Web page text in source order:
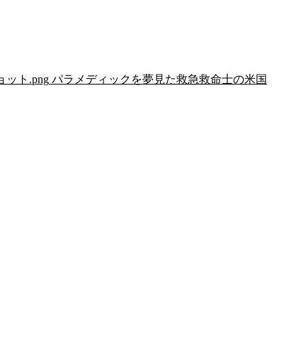
ット.png パラメディックを夢見た救急救命士の米国